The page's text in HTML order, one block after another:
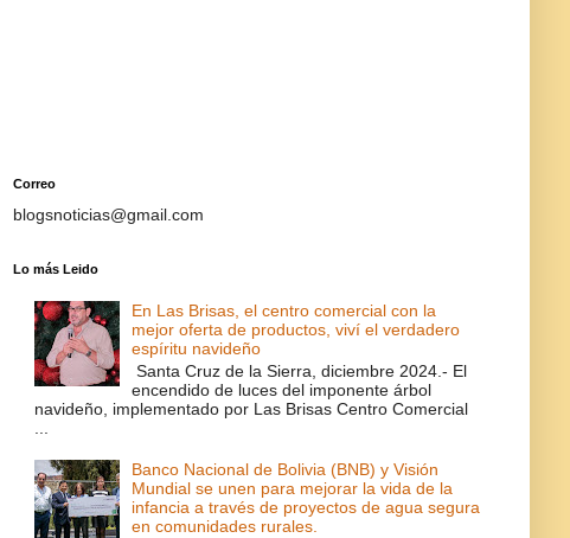
Correo
blogsnoticias@gmail.com
Lo más Leido
En Las Brisas, el centro comercial con la
mejor oferta de productos, viví el verdadero
espíritu navideño
Santa Cruz de la Sierra, diciembre 2024.- El
encendido de luces del imponente árbol
navideño, implementado por Las Brisas Centro Comercial
Banco Nacional de Bolivia (BNB) y Visión
Mundial se unen para mejorar la vida de la
infancia a través de proyectos de agua segura
en comunidades rurales.